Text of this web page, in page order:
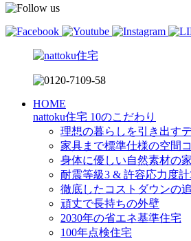
HOME
nattoku住宅 10のこだわり
理想の暮らしを引き出す
家具まで標準仕様の空間
身体に優しい自然素材の家
耐震等級3 & 許容応力度
徹底したコストダウンの
頑丈で長持ちの外壁
2030年の省エネ基準住宅
100年点検住宅